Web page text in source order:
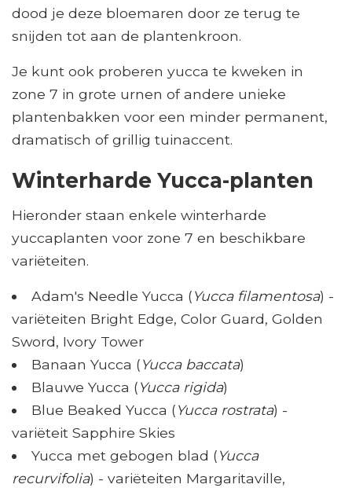
dood je deze bloemaren door ze terug te
snijden tot aan de plantenkroon.
Je kunt ook proberen yucca te kweken in
zone 7 in grote urnen of andere unieke
plantenbakken voor een minder permanent,
dramatisch of grillig tuinaccent.
Winterharde Yucca-planten
Hieronder staan ​​enkele winterharde
yuccaplanten voor zone 7 en beschikbare
variëteiten.
Adam's Needle Yucca (Yucca filamentosa) -
variëteiten Bright Edge, Color Guard, Golden
Sword, Ivory Tower
Banaan Yucca (Yucca baccata)
Blauwe Yucca (Yucca rigida)
Blue Beaked Yucca (Yucca rostrata) -
variëteit Sapphire Skies
Yucca met gebogen blad (Yucca
recurvifolia) - variëteiten Margaritaville,